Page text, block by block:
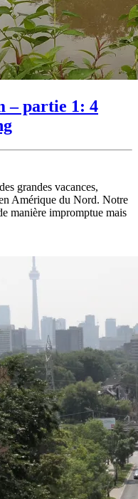
– partie 1: 4
grandes vacances,
Amérique du Nord. Notre
manière impromptue mais